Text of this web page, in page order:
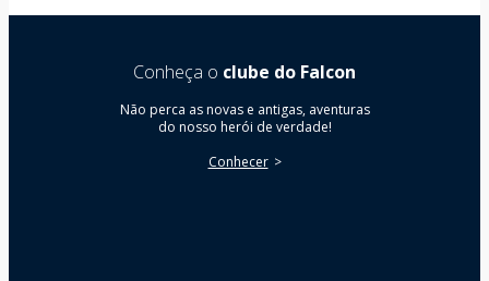
Conheça o clube do Falcon
Não perca as novas e antigas, aventuras
do nosso herói de verdade!
Conhecer